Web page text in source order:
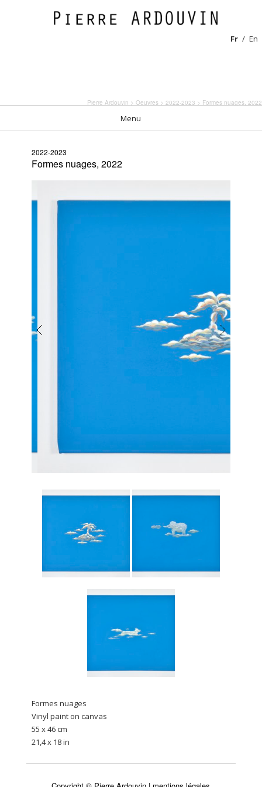
Fr En
Pierre Ardouvin > Oeuvres > 2022-2023 > Formes nuages, 2022
Menu
2022-2023
Formes nuages, 2022
Formes nuages
Vinyl paint on canvas
55 x 46 cm
21,4 x 18 in